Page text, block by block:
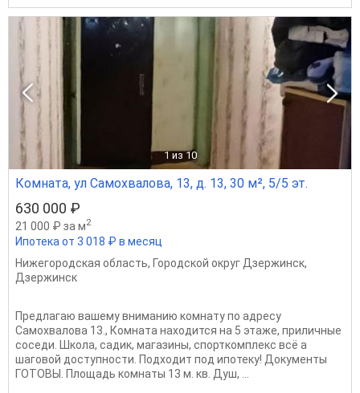
1 из 10
Комната, ул Самохвалова, 13, д. 13, 30 м², 5/5 эт.
630 000 ₽
21 000 ₽ за м2
Ипотека от 3 018 ₽ в месяц
Нижегородская область, Городской округ Дзержинск,
Дзержинск
Предлагаю вашему вниманию комнату по адресу
Самохвалова 13., Комната находится на 5 этаже, приличные
соседи. Школа, садик, магазины, спорткомплекс всё а
шаговой доступности. Подходит под ипотеку! Документы
ГОТОВЫ. Площадь комнаты 13 м. кв. Душ, ...